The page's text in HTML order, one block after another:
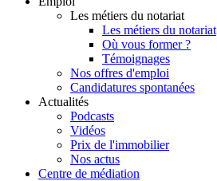
Les métiers du notariat
Les métiers du notariat
Où vous former ?
Témoignages
Nos offres d'emploi
Candidatures spontanées
Actualités
Podcasts
Vidéos
Prix de l'immobilier
Nos actus
Centre de médiation